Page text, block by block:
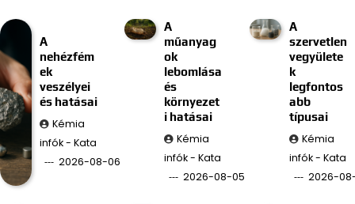
A
nehézfém
ek
veszélyei
és hatásai
Kémia
infók - Kata
2026-08-06
A
műanyag
ok
lebomlása
és
környezet
i hatásai
Kémia
infók - Kata
2026-08-05
A
szervetlen
vegyülete
k
legfontos
abb
típusai
Kémia
infók - Kata
2026-